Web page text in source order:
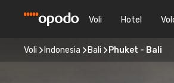
Voli Hotel
Voli Indonesia Bali Phuket - Bali